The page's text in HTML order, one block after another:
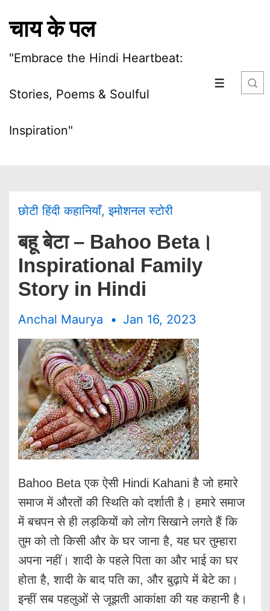
चाय के पल
"Embrace the Hindi Heartbeat:
Stories, Poems & Soulful
Inspiration"
छोटी हिंदी कहानियाँ,इमोशनल स्टोरी
बहू बेटा – Bahoo Beta।
Inspirational Family
Story in Hindi
Anchal Maurya Jan 16, 2023
Bahoo Beta एक ऐसी Hindi Kahani है जो हमारे
समाज में औरतों की स्थिति को दर्शाती है। हमारे समाज
में बचपन से ही लड़कियों को लोग सिखाने लगते हैं कि
तुम को तो किसी और के घर जाना है, यह घर तुम्हारा
अपना नहीं। शादी के पहले पिता का और भाई का घर
होता है, शादी के बाद पति का, और बुढ़ापे में बेटे का।
इन्हीं सब पहलुओं से जूझती आकांक्षा की यह कहानी है।